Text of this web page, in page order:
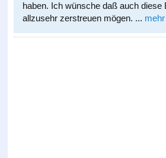
haben. Ich wünsche daß auch diese
allzusehr zerstreuen mögen. ... mehr